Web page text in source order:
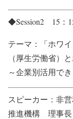
◆Session2 15：
テーマ：「ホワ
（厚生労働省）
～企業別活用で
スピーカー：非
推進機構 理事